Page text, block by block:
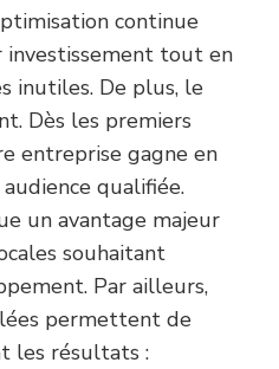
continue
tout en
inutiles. De plus, le
Dès les premiers
entreprise gagne en
qualifiée.
un avantage majeur
souhaitant
Par ailleurs,
permettent de
les résultats :